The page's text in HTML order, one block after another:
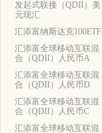
发起式联接（QDII）美
元现汇
汇添富纳斯达克100ETF
汇添富全球移动互联混
合（QDII）人民币A
汇添富全球移动互联混
合（QDII）人民币D
汇添富全球移动互联混
合（QDII）人民币C
汇添富全球移动互联混